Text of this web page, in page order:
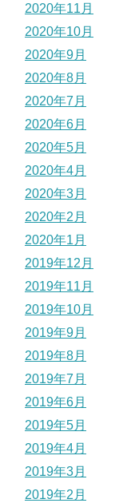
2020年11月
2020年10月
2020年9月
2020年8月
2020年7月
2020年6月
2020年5月
2020年4月
2020年3月
2020年2月
2020年1月
2019年12月
2019年11月
2019年10月
2019年9月
2019年8月
2019年7月
2019年6月
2019年5月
2019年4月
2019年3月
2019年2月